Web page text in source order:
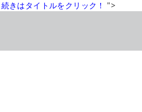
続きはタイトルをクリック！ ">